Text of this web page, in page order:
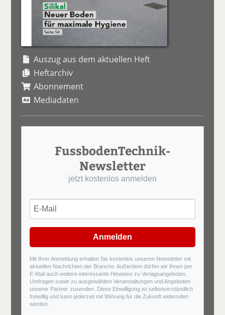
Auszug aus dem aktuellen Heft
Heftarchiv
Abonnement
Mediadaten
FussbodenTechnik-
Newsletter
jetzt kostenlos anmelden
Anmelden
Mit Ihrer Anmeldung erhalten Sie kostenlos unseren Newsletter mit
aktuellen Nachrichten der Branche. Außerdem dürfen wir Ihnen per
E-Mail auch weitere interessante Hinweise zu Verlagsangeboten,
Umfragen sowie zu ausgewählten Veranstaltungen und Angeboten
unserer Partner zusenden. Diese Einwilligung ist selbstverständlich
freiwillig und kann jederzeit mit Wirkung für die Zukunft widerrufen
werden.